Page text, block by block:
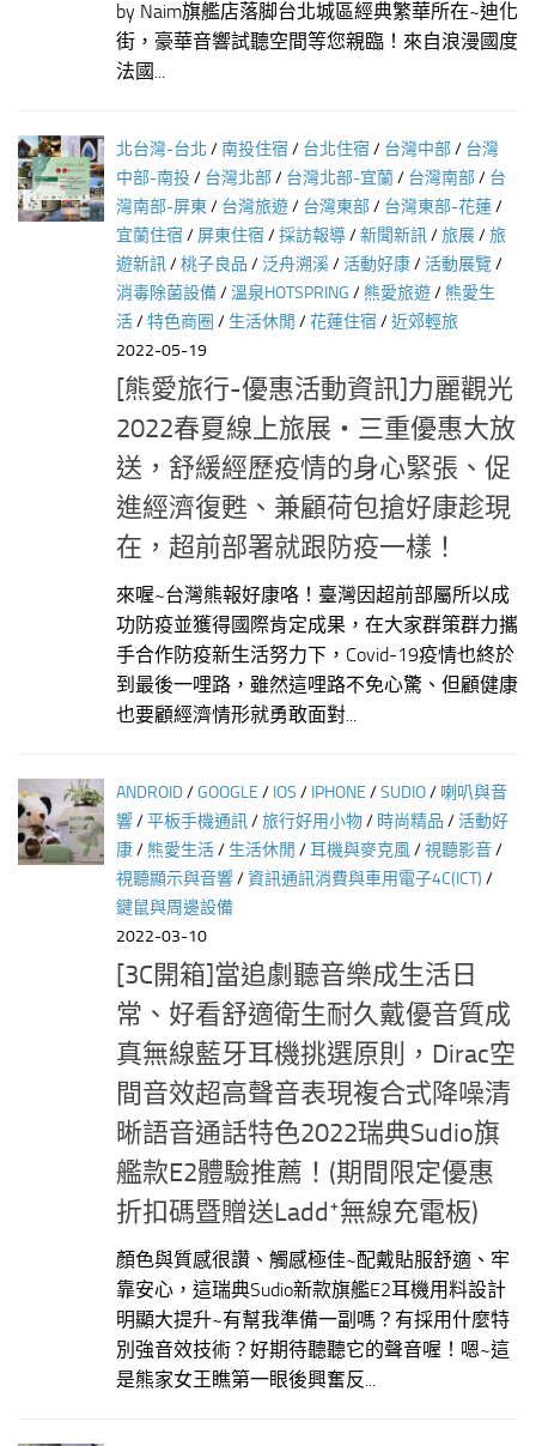
by Naim旗艦店落脚台北城區經典繁華所在~迪化
街，豪華音響試聽空間等您親臨！來自浪漫國度
法國...
北台灣-台北 /南投住宿 / 台北住宿 / 台灣中部 / 台灣
中部-南投/ 台灣北部 / 台灣北部-宜蘭/ 台灣南部 / 台
灣南部-屏東/ 台灣旅遊/ 台灣東部 / 台灣東部-花蓮/
宜蘭住宿 / 屏東住宿 /採訪報導/新聞新訊/旅展/旅
遊新訊/桃子良品 /泛舟溯溪 /活動好康/活動展覽/
消毒除菌設備/溫泉HOTSPRING / 熊愛旅遊/ 熊愛生
活/特色商圈 / 生活休閒 /花蓮住宿 /近郊輕旅
2022-05-19
[熊愛旅行-優惠活動資訊]力麗觀光
2022春夏線上旅展‧三重優惠大放
送，舒緩經歷疫情的身心緊張、促
進經濟復甦、兼顧荷包搶好康趁現
在，超前部署就跟防疫一樣！
來喔~台灣熊報好康咯！臺灣因超前部屬所以成
功防疫並獲得國際肯定成果，在大家群策群力攜
手合作防疫新生活努力下，Covid-19疫情也終於
到最後一哩路，雖然這哩路不免心驚、但顧健康
也要顧經濟情形就勇敢面對...
ANDROID/GOOGLE / IOS / IPHONE /SUDIO/ 喇叭與音
響/平板手機通訊/旅行好用小物/ 時尚精品 /活動好
康/ 熊愛生活/ 生活休閒 /耳機與麥克風/視聽影音/
視聽顯示與音響/資訊通訊消費與車用電子4C(ICT) /
鍵鼠與周邊設備
2022-03-10
[3C開箱]當追劇聽音樂成生活日
常、好看舒適衛生耐久戴優音質成
真無線藍牙耳機挑選原則，Dirac空
間音效超高聲音表現複合式降噪清
晰語音通話特色2022瑞典Sudio旗
艦款E2體驗推薦！(期間限定優惠
折扣碼暨贈送Laddᐩ無線充電板)
顏色與質感很讚、觸感極佳~配戴貼服舒適、牢
靠安心，這瑞典Sudio新款旗艦E2耳機用料設計
明顯大提升~有幫我準備一副嗎？有採用什麼特
別強音效技術？好期待聽聽它的聲音喔！嗯~這
是熊家女王瞧第一眼後興奮反...